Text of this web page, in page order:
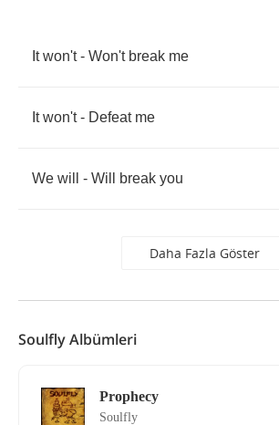
It won't- Won't break me
It won't- Defeat me
We will - Will break you
Daha Fazla Göster
Soulfly Albümleri
Prophecy
Soulfly